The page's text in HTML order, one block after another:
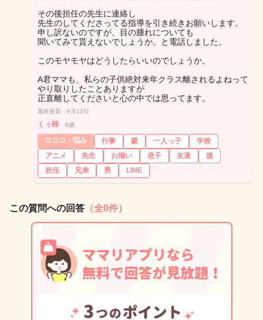
その後担任の先生に連絡し
先生のしてくださってる指導を引き続きお願いします。
申し訳ないのですが、目の腫れについても
聞いてみて貰えないでしょうか。と電話しました。
このモヤモヤはどうしたらいいのでしょうか。
A君ママも、私らの子供絶対来年クラス離されるよねって
やり取りしたことありますが
正直離してくださいと心の中では思ってます。
最終更新：6月12日
くぅ🧸 8歳
ココロ・悩み 行事 親 一人っ子
学校
アニメ
先生 お揃い 息子 友達
服
担任
兄弟 男 LINE
この質問への回答 （全0件）